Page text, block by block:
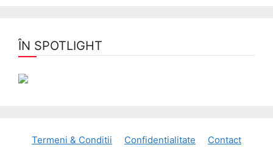
ÎN SPOTLIGHT
Termeni & Conditii Confidentialitate
Contact